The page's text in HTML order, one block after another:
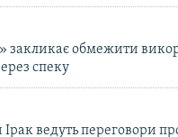
закликає обмежити
спеку
ведуть переговори